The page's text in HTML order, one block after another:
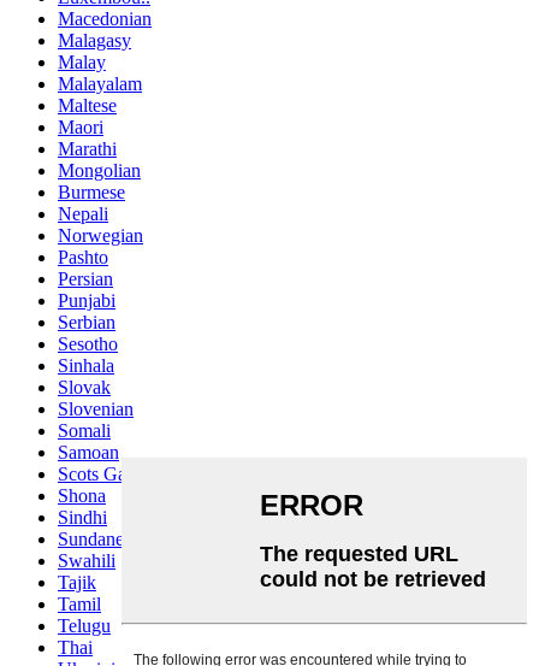
Macedonian
Malagasy
Malay
Malayalam
Maltese
Maori
Marathi
Mongolian
Burmese
Nepali
Norwegian
Pashto
Persian
Punjabi
Serbian
Sesotho
Sinhala
Slovak
Slovenian
Somali
Samoan
Scots Gaelic
Shona
Sindhi
Sundanese
Swahili
Tajik
Tamil
Telugu
Thai